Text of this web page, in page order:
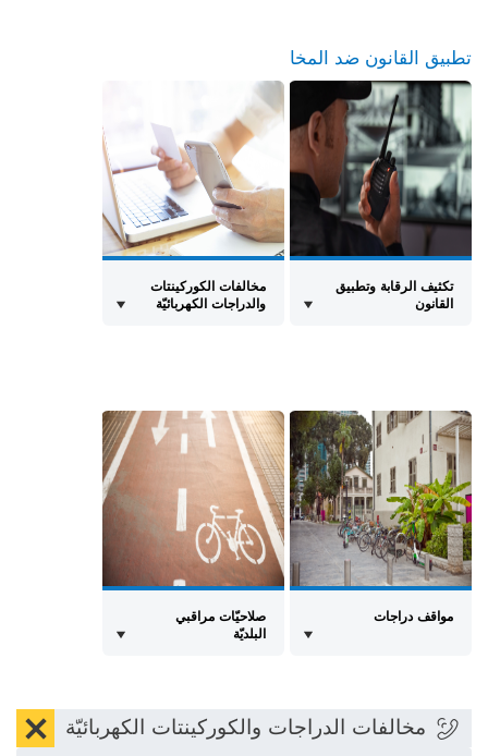
تطبيق القانون ضد المخالفات
تكثيف الرقابة وتطبيق
القانون
مخالفات الكوركينتات
والدراجات الكهربائيّة
مواقف دراجات
صلاحيّات مراقبي
البلديّة
مخالفات الدراجات والكوركينتات الكهربائيّة